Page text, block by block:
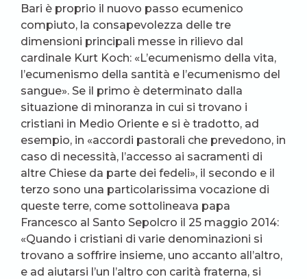
Bari è proprio il nuovo passo ecumenico
compiuto, la consapevolezza delle tre
dimensioni principali messe in rilievo dal
cardinale Kurt Koch: «L’ecumenismo della vita,
l’ecumenismo della santità e l’ecumenismo del
sangue». Se il primo è determinato dalla
situazione di minoranza in cui si trovano i
cristiani in Medio Oriente e si è tradotto, ad
esempio, in «accordi pastorali che prevedono, in
caso di necessità, l’accesso ai sacramenti di
altre Chiese da parte dei fedeli», il secondo e il
terzo sono una particolarissima vocazione di
queste terre, come sottolineava papa
Francesco al Santo Sepolcro il 25 maggio 2014:
«Quando i cristiani di varie denominazioni si
trovano a soffrire insieme, uno accanto all’altro,
e ad aiutarsi l’un l’altro con carità fraterna, si